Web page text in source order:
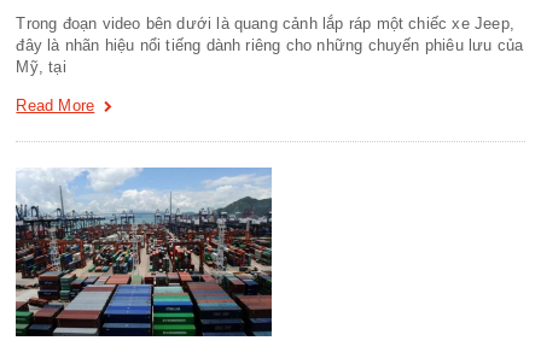
Trong đoạn video bên dưới là quang cảnh lắp ráp một chiếc xe Jeep,
đây là nhãn hiệu nổi tiếng dành riêng cho những chuyến phiêu lưu của
Mỹ, tại
Read More